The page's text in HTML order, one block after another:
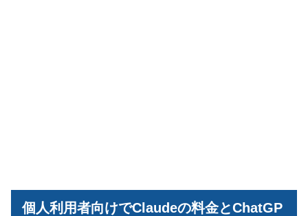
個人利用者向けでClaudeの料金とChatGP